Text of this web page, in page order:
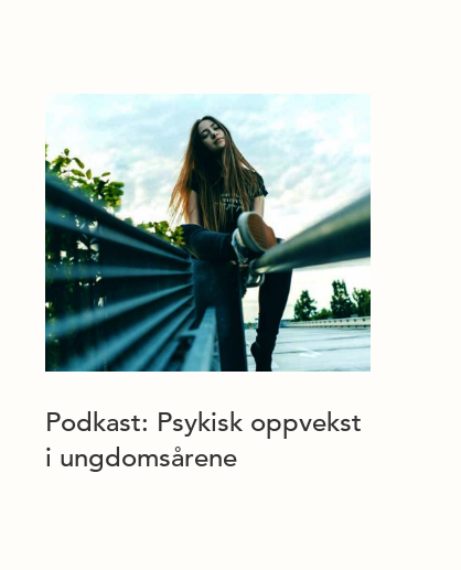
Podkast: Psykisk oppvekst
i ungdomsårene